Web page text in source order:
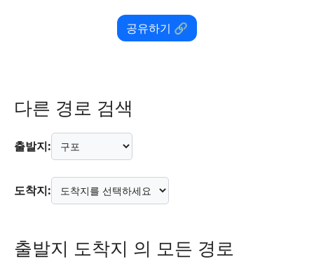
공유하기 🔗
다른 경로 검색
출발지:
도착지:
출발지 도착지 의 모든 경로